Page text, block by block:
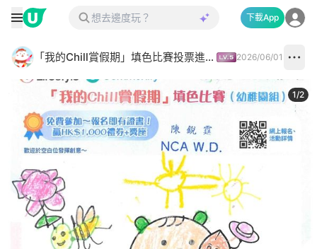
下載App
「我的Chill賞假期」填色比賽投票進行中✅ 2026/06/01
1/2